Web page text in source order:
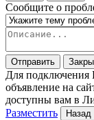
Сообщите о
Отправить
Для подключения
объявление на
доступны вам в
Разместить
Назад